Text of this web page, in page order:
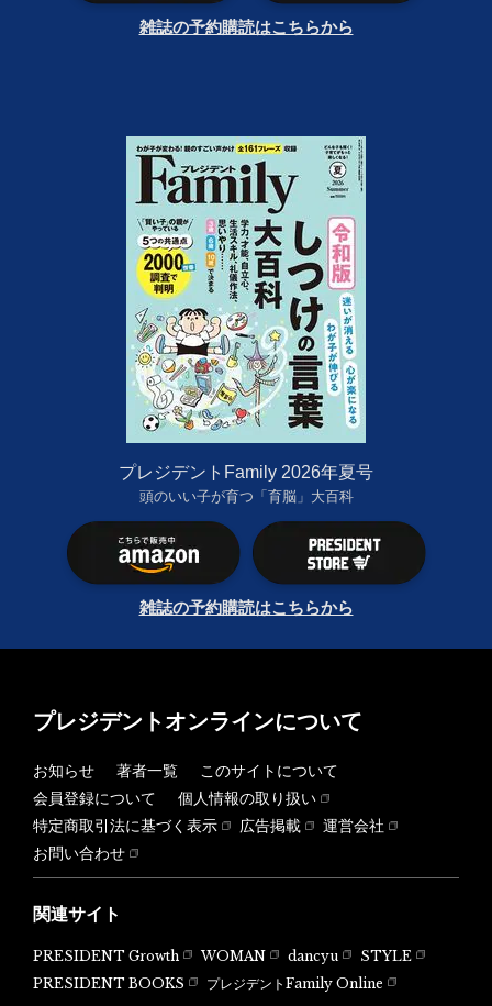
雑誌の予約購読はこちらから
プレジデントFamily 2026年夏号
頭のいい子が育つ「育脳」大百科
雑誌の予約購読はこちらから
プレジデントオンラインについて
お知らせ 著者一覧
このサイトについて
会員登録について
個人情報の取り扱い
特定商取引法に基づく表示
広告掲載
運営会社
お問い合わせ
関連サイト
PRESIDENT Growth WOMAN dancyu
STYLE
PRESIDENT BOOKS
プレジデントFamily Online